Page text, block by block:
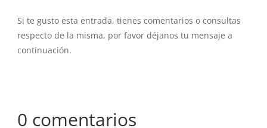
Si te gusto esta entrada, tienes comentarios o consultas
respecto de la misma, por favor déjanos tu mensaje a
continuación.
0 comentarios